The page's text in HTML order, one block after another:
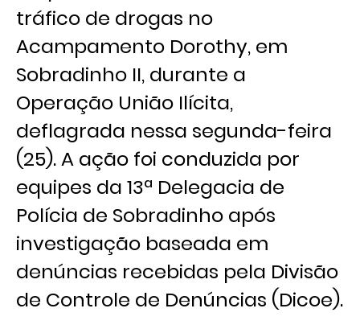
tráfico de drogas no
Acampamento Dorothy, em
Sobradinho II, durante a
Operação União Ilícita,
deflagrada nessa segunda-feira
(25). A ação foi conduzida por
equipes da 13ª Delegacia de
Polícia de Sobradinho após
investigação baseada em
denúncias recebidas pela Divisão
de Controle de Denúncias (Dicoe).